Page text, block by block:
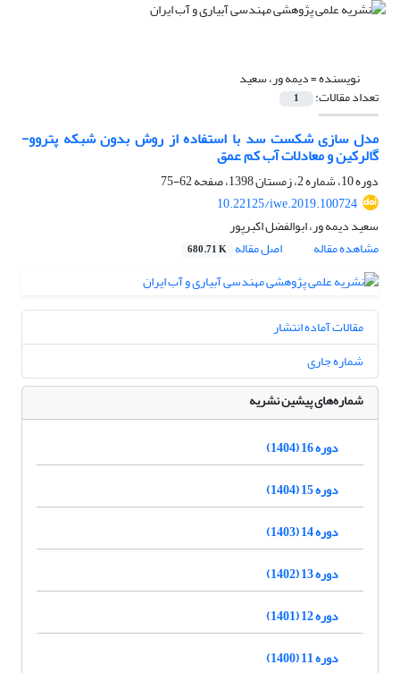
نویسنده =دیمه ور، سعید
تعداد مقالات: 1
مدل سازی شکست سد با استفاده از روش بدون شبکه پتروو-
گالرکین و معادلات آب کم عمق
دوره 10، شماره 2، زمستان 1398، صفحه
62-75
10.22125/iwe.2019.100724
سعید دیمه ور، ابوالفضل اکبرپور
مشاهده مقاله
اصل مقاله 680.71 K
مقالات آماده انتشار
شماره جاری
شماره‌های پیشین نشریه
دوره 16 (1404)
دوره 15 (1404)
دوره 14 (1403)
دوره 13 (1402)
دوره 12 (1401)
دوره 11 (1400)